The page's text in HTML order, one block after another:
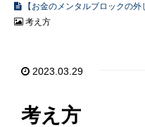
【お金のメンタルブロックの
考え方
2023.03.29
考え方